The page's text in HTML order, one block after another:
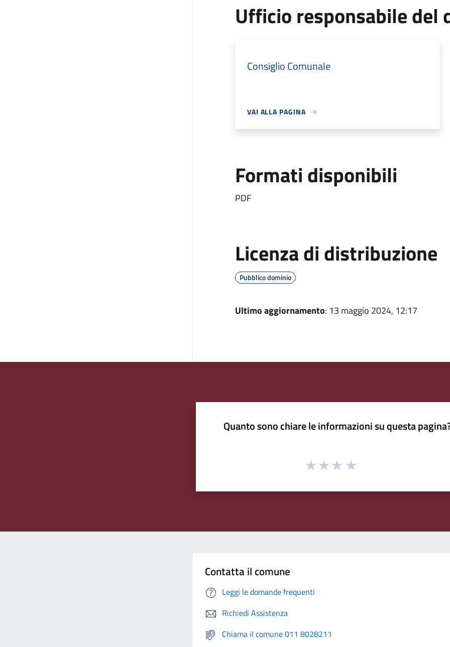
Ufficio responsabile del
Consiglio Comunale
VAI ALLA PAGINA
Formati disponibili
PDF
Licenza di distribuzione
Pubblico dominio
Ultimo aggiornamento: 13 maggio 2024, 12:17
Quanto sono chiare le informazioni su questa
Contatta il comune
Leggi le domande frequenti
Richiedi Assistenza
Chiama il comune 011 8028211